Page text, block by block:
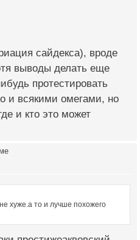
сайдекса), вроде
выводы делать еще
протестировать
и всякими омегами, но
и кто это может
хуже.а то и лучше похожего